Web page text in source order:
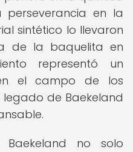
en la
sintético lo llevaron
de la baquelita en
representó un
el campo de los
de Baekeland
Baekeland no solo